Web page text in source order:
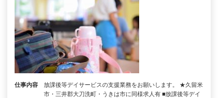
仕事内容
放課後等デイサービスの支援業務をお願いします。 ★久留米
市・三井郡大刀洗町・うきは市に同様求人有 ■放課後等デイ